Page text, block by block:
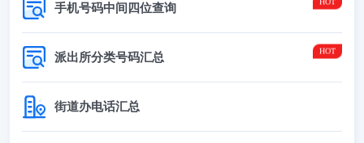
手机号码中间四位查询
派出所分类号码汇总
街道办电话汇总